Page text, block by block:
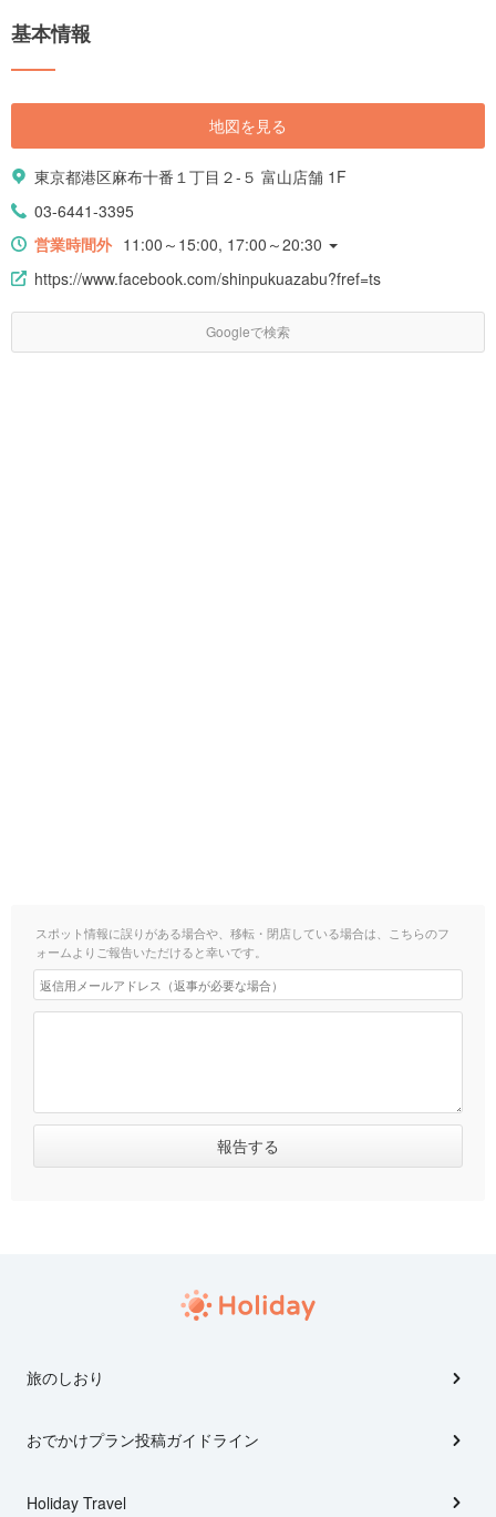
基本情報
地図を見る
東京都港区麻布十番１丁目２-５ 富山店舗 1F
03-6441-3395
営業時間外 11:00～15:00, 17:00～20:30
https://www.facebook.com/shinpukuazabu?fref=ts
Googleで検索
スポット情報に誤りがある場合や、移転・閉店している場合は、こちらのフ
ォームよりご報告いただけると幸いです。
旅のしおり
おでかけプラン投稿ガイドライン
Holiday Travel